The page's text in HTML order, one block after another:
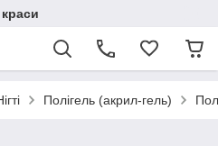
Полігель (акрил-гель)